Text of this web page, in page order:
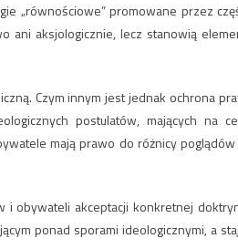
„równościowe” promowane przez
ani aksjologicznie, lecz stanowią
Czym innym jest jednak ochrona
postulatów, mających na
mają prawo do różnicy
i obywateli akceptacji konkretnej
ponad sporami ideologicznymi, a